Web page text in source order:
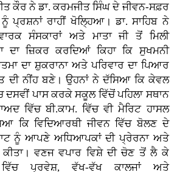
ਕੌਰ ਨੇ ਡਾ. ਕਰਮਜੀਤ ਸਿੰਘ ਦੇ ਜੀਵਨ-ਸਫ਼ਰ
ਪ੍ਰਸ਼ਨਾਂ ਰਾਹੀਂ ਖੋਲ੍ਹਿਆ। ਡਾ. ਸਾਹਿਬ ਨੇ
ਸੰਸਕਾਰਾਂ ਅਤੇ ਮਾਤਾ ਜੀ ਤੋਂ ਮਿਲੀ
ਦਾ ਜ਼ਿਕਰ ਕਰਦਿਆਂ ਕਿਹਾ ਕਿ ਸੁਖਮਨੀ
ਦਾ ਸ਼ੁਕਰਾਨਾ ਅਤੇ ਪਰਿਵਾਰ ਦਾ ਪਿਆਰ
ਦੀ ਨੀਂਹ ਬਣੇ। ਉਹਨਾਂ ਨੇ ਦੱਸਿਆ ਕਿ ਕੇਵਲ
ਦਸਵੀਂ ਪਾਸ ਕਰਕੇ ਸਕੂਲ ਵਿੱਚੋਂ ਪਹਿਲਾ ਸਥਾਨ
ਵਿੱਚ ਬੀ.ਕਾਮ. ਵਿੱਚ ਵੀ ਮੈਰਿਟ ਹਾਸਲ
ਕਿ ਵਿਦਿਆਰਥੀ ਜੀਵਨ ਵਿੱਚ ਬੋਲਣ ਦੇ
ਨੂੰ ਆਪਣੇ ਅਧਿਆਪਕਾਂ ਦੀ ਪ੍ਰੇਰਨਾ ਅਤੇ
ਵਣਜ ਵਪਾਰ ਵਿਸ਼ੇ ਦੀ ਚੋਣ ਤੋਂ ਲੈ ਕੇ
ਪ੍ਰਵੇਸ਼, ਵੱਖ-ਵੱਖ ਕਾਲਜਾਂ ਅਤੇ